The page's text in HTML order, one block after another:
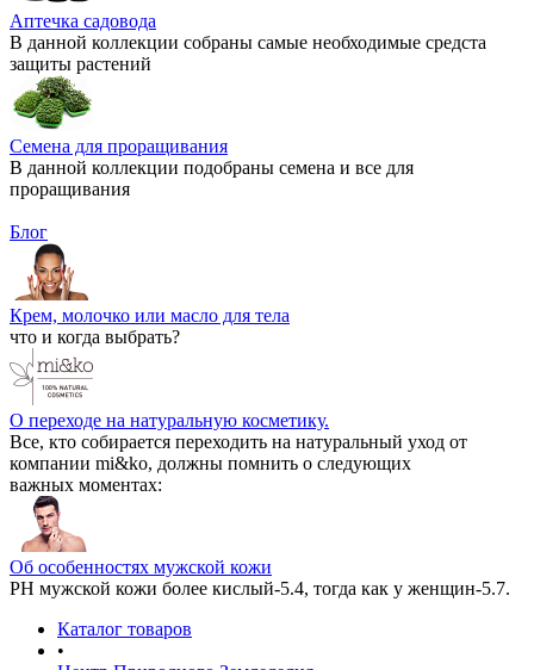
Аптечка садовода
В данной коллекции собраны самые необходимые средста
защиты растений
Семена для проращивания
В данной коллекции подобраны семена и все для
проращивания
Блог
Крем, молочко или масло для тела
что и когда выбрать?
О переходе на натуральную косметику.
Все, кто собирается переходить на натуральный уход от
компании mi&ko, должны помнить о следующих
важных моментах:
Об особенностях мужской кожи
РН мужской кожи более кислый-5.4, тогда как у женщин-5.7.
Каталог товаров
•